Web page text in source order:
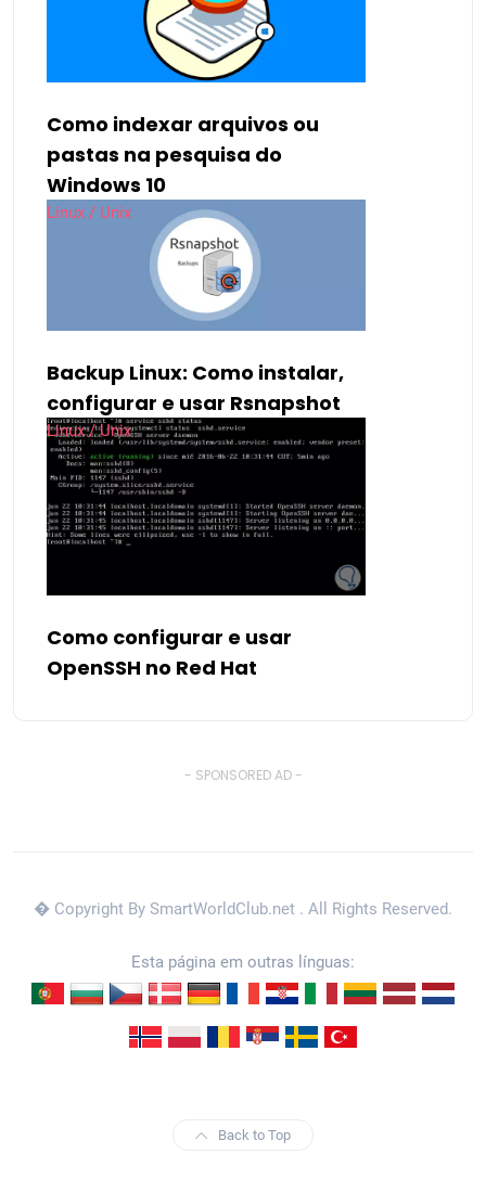
Como indexar arquivos ou
pastas na pesquisa do
Windows 10
Linux / Unix
Backup Linux: Como instalar,
configurar e usar Rsnapshot
Linux / Unix
Como configurar e usar
OpenSSH no Red Hat
- SPONSORED AD -
� Copyright By SmartWorldClub.net . All Rights Reserved.
Esta página em outras línguas:
Back to Top